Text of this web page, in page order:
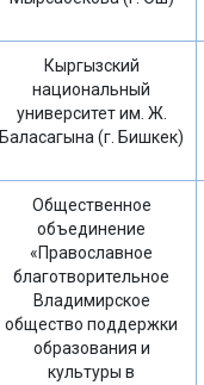
Кыргызский
национальный
университет им. Ж.
Баласагына (г. Бишкек)
Общественное
объединение
«Православное
благотворительное
Владимирское
общество поддержки
образования и
культуры в